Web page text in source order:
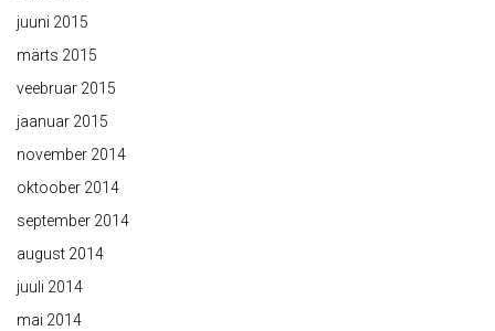
juuni 2015
märts 2015
veebruar 2015
jaanuar 2015
november 2014
oktoober 2014
september 2014
august 2014
juuli 2014
mai 2014